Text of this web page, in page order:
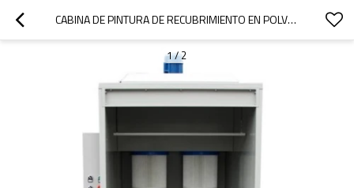
CABINA DE PINTURA DE RECUBRIMIENTO EN POLVO M, CABINA DE PINTURA EN POLVO CON SISTEMA DE FILTRO EN VENTA
1/2